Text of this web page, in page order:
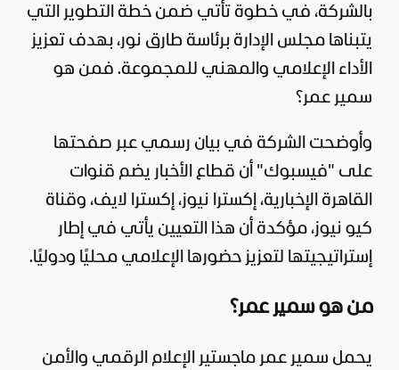
بالشركة، في خطوة تأتي ضمن خطة التطوير التي
يتبناها مجلس الإدارة برئاسة طارق نور، بهدف تعزيز
الأداء الإعلامي والمهني للمجموعة. فمن هو
سمير عمر؟
وأوضحت الشركة في بيان رسمي عبر صفحتها
على "فيسبوك" أن قطاع الأخبار يضم قنوات
القاهرة الإخبارية، إكسترا نيوز، إكسترا لايف، وقناة
كيو نيوز، مؤكدة أن هذا التعيين يأتي في إطار
إستراتيجيتها لتعزيز حضورها الإعلامي محليًا ودوليًا.
من هو سمير عمر؟
يحمل سمير عمر ماجستير الإعلام الرقمي والأمن